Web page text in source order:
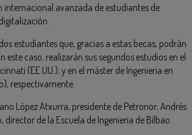
avanzada de estudiantes de
estudiantes que, gracias a estas becas, podrán
caso, realizarán sus segundos estudios en el
(EE.UU.); y en el máster de Ingeniería en
respectivamente.
López Atxurra, presidente de Petronor; Andrés
de la Escuela de Ingeniería de Bilbao.